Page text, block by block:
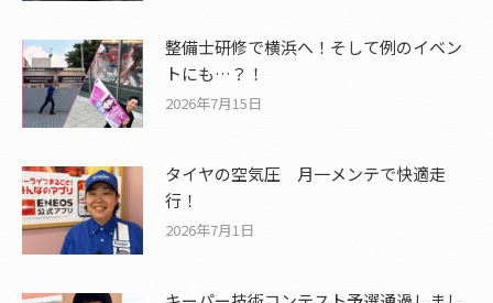
整備士研修で横浜へ！そして例のイベン
トにも…？！
2026年7月15日
タイヤの空気圧 月一メンテで快適走
行！
2026年7月1日